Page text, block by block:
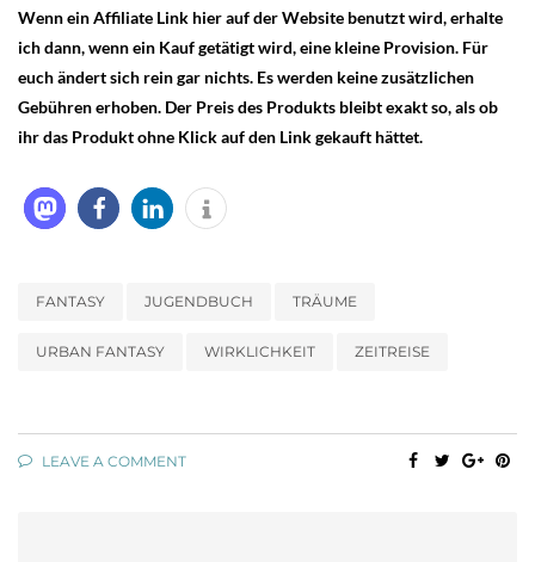
Wenn ein Affiliate Link hier auf der Website benutzt wird, erhalte
ich dann, wenn ein Kauf getätigt wird, eine kleine Provision. Für
euch ändert sich rein gar nichts. Es werden keine zusätzlichen
Gebühren erhoben. Der Preis des Produkts bleibt exakt so, als ob
ihr das Produkt ohne Klick auf den Link gekauft hättet.
FANTASY JUGENDBUCH TRÄUME
URBAN FANTASY WIRKLICHKEIT ZEITREISE
LEAVE A COMMENT